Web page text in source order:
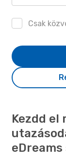
Csak
Kezdd el